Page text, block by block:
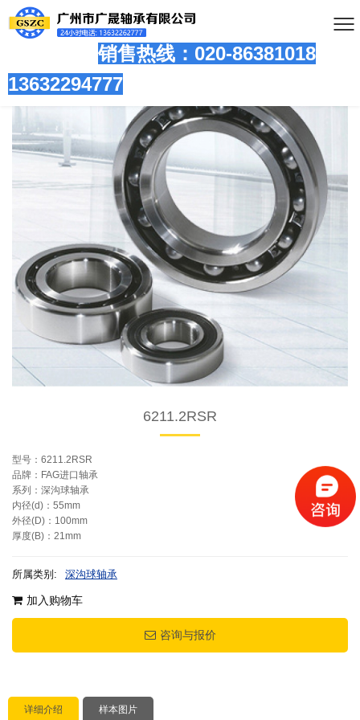
销售热线：020-86381018
13632294777
6211.2RSR
型号：6211.2RSR
品牌：FAG进口轴承
系列：深沟球轴承
内径(d)：55mm
外径(D)：100mm
厚度(B)：21mm
所属类别: 深沟球轴承
加入购物车
咨询与报价
详细介绍 样本图片